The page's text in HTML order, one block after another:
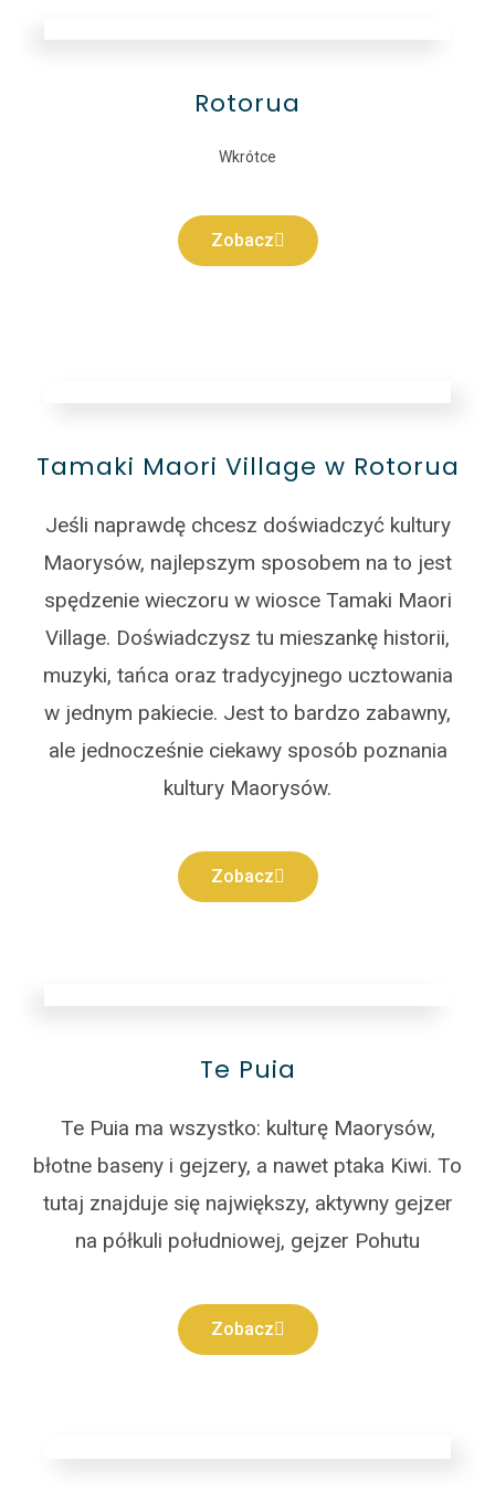
Rotorua
Wkrótce
Zobacz
Tamaki Maori Village w Rotorua
Jeśli naprawdę chcesz doświadczyć kultury
Maorysów, najlepszym sposobem na to jest
spędzenie wieczoru w wiosce Tamaki Maori
Village. Doświadczysz tu mieszankę historii,
muzyki, tańca oraz tradycyjnego ucztowania
w jednym pakiecie. Jest to bardzo zabawny,
ale jednocześnie ciekawy sposób poznania
kultury Maorysów.
Zobacz
Te Puia
Te Puia ma wszystko: kulturę Maorysów,
błotne baseny i gejzery, a nawet ptaka Kiwi. To
tutaj znajduje się największy, aktywny gejzer
na półkuli południowej, gejzer Pohutu
Zobacz